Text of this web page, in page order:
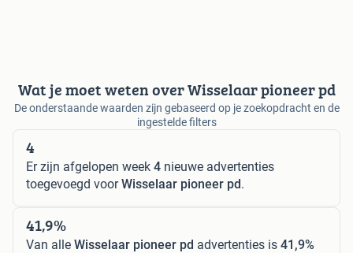
Wat je moet weten over Wisselaar pioneer pd
De onderstaande waarden zijn gebaseerd op je zoekopdracht en de
ingestelde filters
4
Er zijn afgelopen week 4 nieuwe advertenties
toegevoegd voorWisselaar pioneer pd.
41,9%
Van alle Wisselaar pioneer pd advertenties is 41,9%